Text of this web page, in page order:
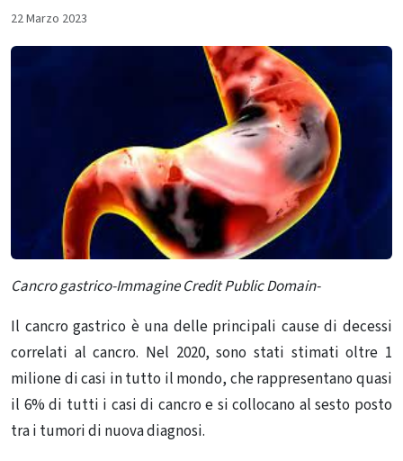
22 Marzo 2023
Cancro gastrico-Immagine Credit Public Domain-
Il cancro gastrico è una delle principali cause di decessi
correlati al cancro. Nel 2020, sono stati stimati oltre 1
milione di casi in tutto il mondo, che rappresentano quasi
il 6% di tutti i casi di cancro e si collocano al sesto posto
tra i tumori di nuova diagnosi.